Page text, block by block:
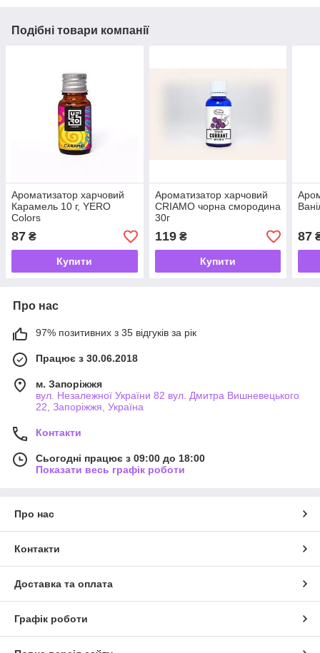
Подібні товари компанії
Ароматизатор харчовий
Карамель 10 г, YERO
Colors
87 ₴
Купити
Ароматизатор харчовий
CRIAMO чорна смородина
30г
119₴
Купити
87
Про нас
97% позитивних з 35 відгуків за рік
Працює з 30.06.2018
м. Запоріжжя
вул. Незалежної України 82 вул. Дмитра Вишневецького
22, Запоріжжя, Україна
Контакти
Сьогодні працює з 09:00 до 18:00
Показати весь графік роботи
Про нас
Контакти
Доставка та оплата
Графік роботи